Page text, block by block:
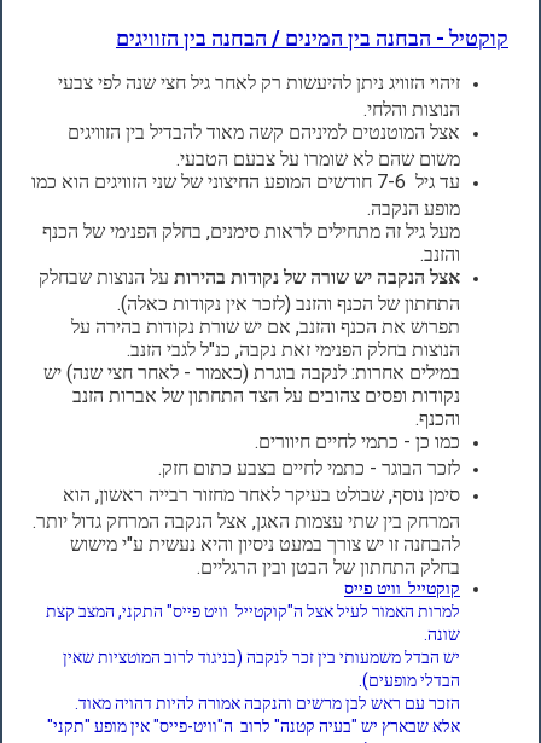
קוקטיל - הבחנה בין המינים / הבחנה בין הזוויגים
זיהוי הזוויג ניתן להיעשות רק לאחר גיל חצי שנה לפי צבעי
הנוצות והלחי.
אצל המוטנטים למיניהם קשה מאוד להבדיל בין הזוויגים
משום שהם לא שומרו על צבעם הטבעי.
עד גיל 7-6 חודשים המופע החיצוני של שני הזוויגים הוא כמו
מופע הנקבה.
מעל גיל זה מתחילים לראות סימנים, בחלק הפנימי של הכנף
והזנב.
אצל הנקבה יש שורה של נקודות בהירות על הנוצות שבחלק
התחתון של הכנף והזנב (לזכר אין נקודות כאלה).
תפרוש את הכנף והזנב, אם יש שורת נקודות בהירה על
הנוצות בחלק הפנימי זאת נקבה, כנ"ל לגבי הזנב.
במילים אחרות: לנקבה בוגרת (כאמור - לאחר חצי שנה) יש
נקודות ופסים צהובים על הצד התחתון של אברות הזנב
והכנף.
כמו כן - כתמי לחיים חיוורים.
לזכר הבוגר - כתמי לחיים בצבע כתום חזק.
סימן נוסף, שבולט בעיקר לאחר מחזור רבייה ראשון, הוא
המרחק בין שתי עצמות האגן, אצל הנקבה המרחק גדול יותר.
להבחנה זו יש צורך במעט ניסיון והיא נעשית ע"י מישוש
בחלק התחתון של הבטן ובין הרגליים.
קוקטייל וויט פייס
למרות האמור לעיל אצל ה"קוקטייל וויט פייס" התקני, המצב קצת
שונה.
יש הבדל משמעותי בין זכר לנקבה (בניגוד לרוב המוטציות שאין
הבדלי מופעים).
הזכר עם ראש לבן מרשים והנקבה אמורה להיות דהויה מאוד.
אלא שבארץ יש "בעיה קטנה" לרוב ה"וויט-פייס" אין מופע "תקני"